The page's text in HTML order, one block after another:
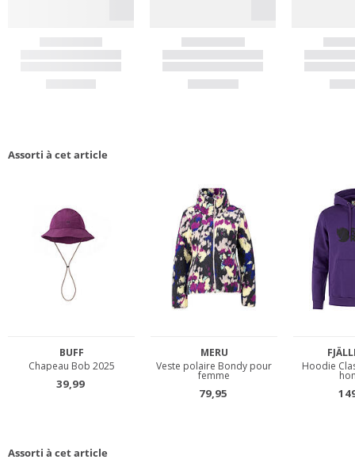
Assorti à cet article
Assorti à cet article